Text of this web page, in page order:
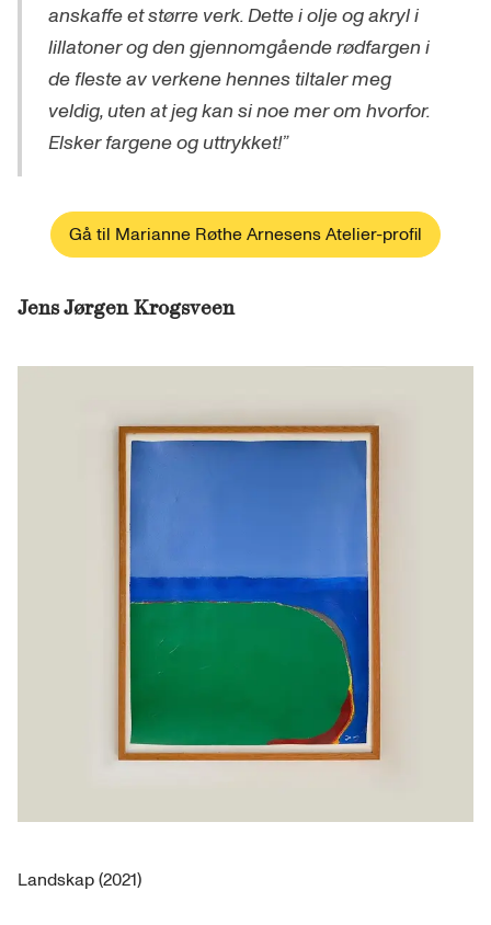
anskaffe et større verk. Dette i olje og akryl i
lillatoner og den gjennomgående rødfargen i
de fleste av verkene hennes tiltaler meg
veldig, uten at jeg kan si noe mer om hvorfor.
Elsker fargene og uttrykket!”
Gå til Marianne Røthe Arnesens Atelier-profil
Jens Jørgen Krogsveen
Landskap (2021)